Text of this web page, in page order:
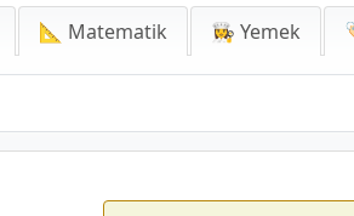
📐 Matematik 👩‍🍳 Yemek